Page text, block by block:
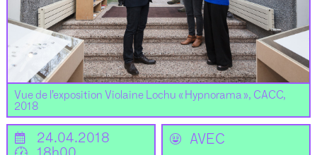
Vue de l’exposition Violaine Lochu « Hypnorama », CACC,
2018
📅
24.04.2018
🌝 AVEC